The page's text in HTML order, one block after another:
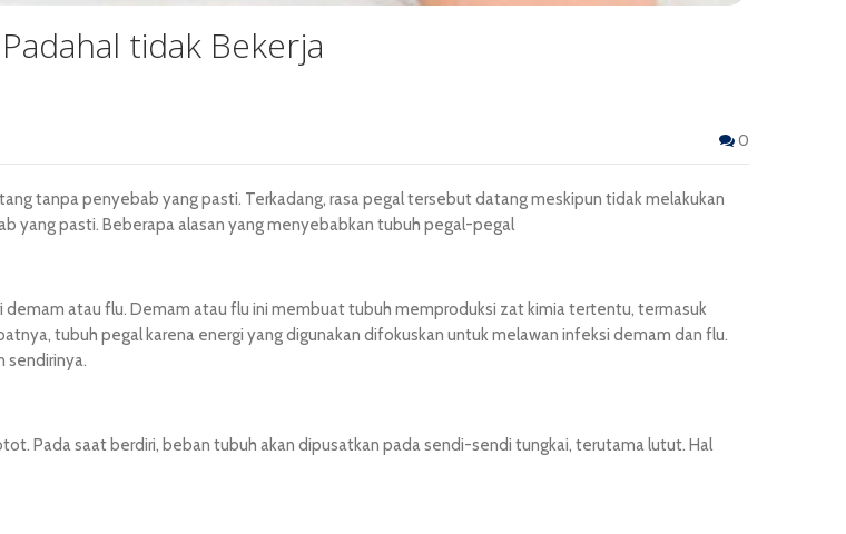
tidak Bekerja
0
tanpa penyebab yang pasti. Terkadang, rasa pegal tersebut datang meskipun tidak melakukan
yang pasti. Beberapa alasan yang menyebabkan tubuh pegal-pegal
atau flu. Demam atau flu ini membuat tubuh memproduksi zat kimia tertentu, termasuk
tubuh pegal karena energi yang digunakan difokuskan untuk melawan infeksi demam dan flu.
sendirinya.
Pada saat berdiri, beban tubuh akan dipusatkan pada sendi-sendi tungkai, terutama lutut. Hal